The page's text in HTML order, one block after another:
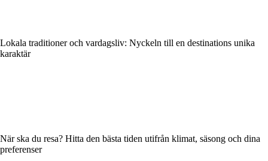
Lokala traditioner och vardagsliv: Nyckeln till en destinations unika
karaktär
När ska du resa? Hitta den bästa tiden utifrån klimat, säsong och dina
preferenser